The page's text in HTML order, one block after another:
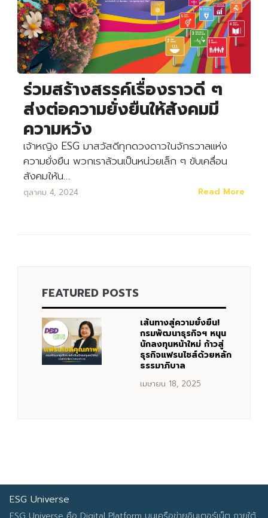
Search
for: Search
ร่วมสร้างสรรค์เรื่องราวดี ๆ
ส่งต่อความยั่งยืนให้สังคมมี
ความหวัง
เจ้าหญิง ESG มาสวัสดีทุกดวงดาวในจักรวาลแห่ง
ความยั่งยืน พวกเราล้วนเป็นหน่วยเล็ก ๆ ขับเคลื่อน
สังคมให้น…
ตุลาคม 4, 2024 Read More
FEATURED POSTS
เส้นทางสู่ความยั่งยืน!
กรมพัฒนาธุรกิจฯ หนุน
นักลงทุนหน้าใหม่ ก้าวสู่
ธุรกิจแฟรนไชส์ด้วยหลัก
ธรรมาภิบาล
เมษายน 18, 2025
ESG Universe